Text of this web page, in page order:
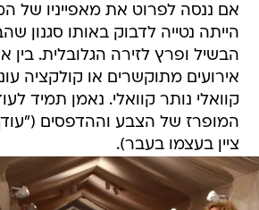
אם ננסה לפרוט את מאפייניו של
הייתה נטייה לדבוק באותו סגנון
הבשיל ופרץ לזירה הגלובלית. בין
אירועים מתוקשרים או קולקציה
קוואלי נותר קוואלי. נאמן תמיד
המופרז של הצבע וההדפסים
ציין בעצמו בעבר).